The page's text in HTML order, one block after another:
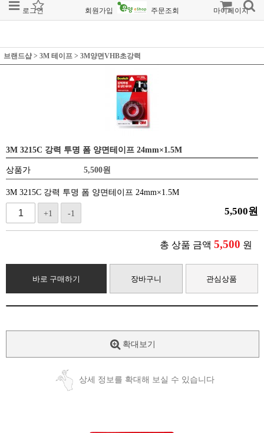
로그인 회원가입 주문조회 마이페이지
브랜드샵> 3M 테이프 > 3M양면VHB초강력
3M 3215C 강력 투명 폼 양면테이프 24mm×1.5M
상품가 5,500원
3M 3215C 강력 투명 폼 양면테이프 24mm×1.5M
+1 -1 5,500원
총 상품 금액 5,500 원
바로 구매하기 장바구니 관심상품
확대보기
상세 정보를 확대해 보실 수 있습니다